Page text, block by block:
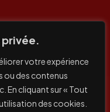
privée.
votre expérience
ou des contenus
En cliquant sur « Tout
des cookies.
/ Prélèvement